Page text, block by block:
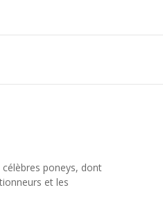
poneys, dont
et les